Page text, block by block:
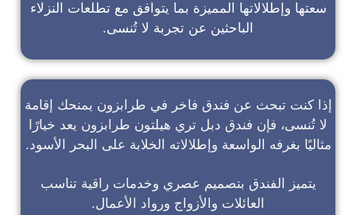
سعتها وإطلالاتها المميزة بما يتوافق مع تطلعات النزلاء
الباحثين عن تجربة لا تُنسى.
إذا كنت تبحث عن فندق فاخر في طرابزون يمنحك إقامة
لا تُنسى، فإن فندق دبل تري هيلتون طرابزون يعد خيارًا
مثاليًا بغرفه الواسعة وإطلالاته الخلابة على البحر الأسود.
يتميز الفندق بتصميم عصري وخدمات راقية تناسب
العائلات والأزواج ورواد الأعمال.